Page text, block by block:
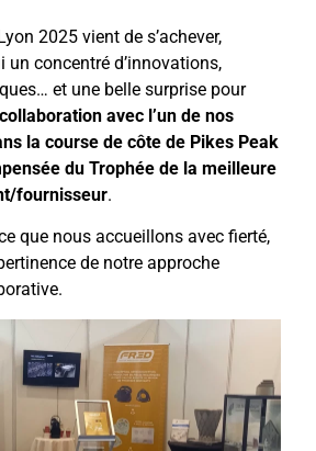
2025 vient de s’achever,
un concentré d’innovations,
et une belle surprise pour
avec l’un de nos
la course de côte de Pikes Peak
du Trophée de la meilleure
fournisseur.
que nous accueillons avec fierté,
de notre approche